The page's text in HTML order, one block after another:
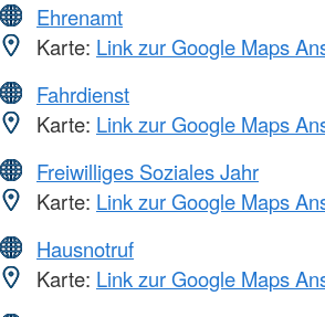
Ehrenamt
Karte: Link zur Google Maps
Fahrdienst
Karte: Link zur Google Maps
Freiwilliges Soziales Jahr
Karte: Link zur Google Maps
Hausnotruf
Karte: Link zur Google Maps